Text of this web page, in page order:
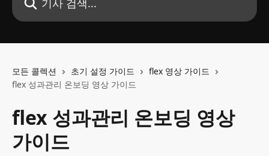
모든 콜렉션 초기 설정 가이드
flex 영상 가이드
flex 성과관리 온보딩 영상 가이드
flex 성과관리 온보딩 영상
가이드